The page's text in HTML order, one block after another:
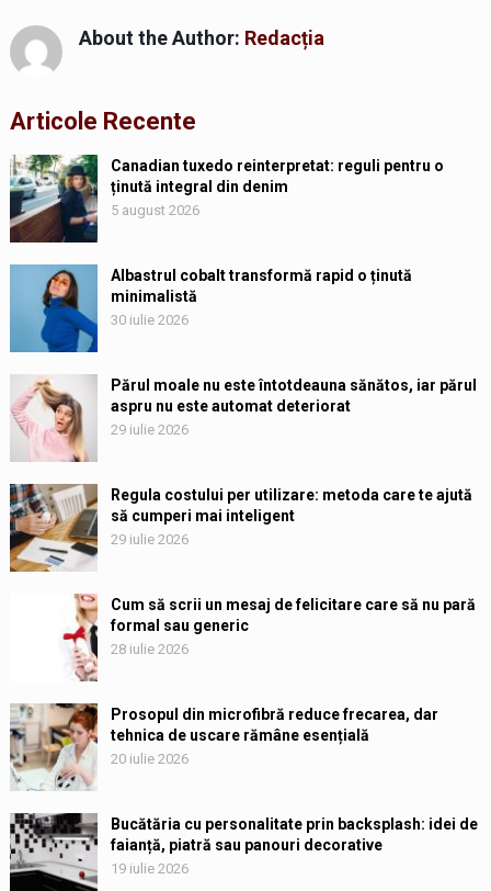
About the Author: Redacția
Articole Recente
Canadian tuxedo reinterpretat: reguli pentru o
ținută integral din denim
5 august 2026
Albastrul cobalt transformă rapid o ținută
minimalistă
30 iulie 2026
Părul moale nu este întotdeauna sănătos, iar părul
aspru nu este automat deteriorat
29 iulie 2026
Regula costului per utilizare: metoda care te ajută
să cumperi mai inteligent
29 iulie 2026
Cum să scrii un mesaj de felicitare care să nu pară
formal sau generic
28 iulie 2026
Prosopul din microfibră reduce frecarea, dar
tehnica de uscare rămâne esențială
20 iulie 2026
Bucătăria cu personalitate prin backsplash: idei de
faianță, piatră sau panouri decorative
19 iulie 2026